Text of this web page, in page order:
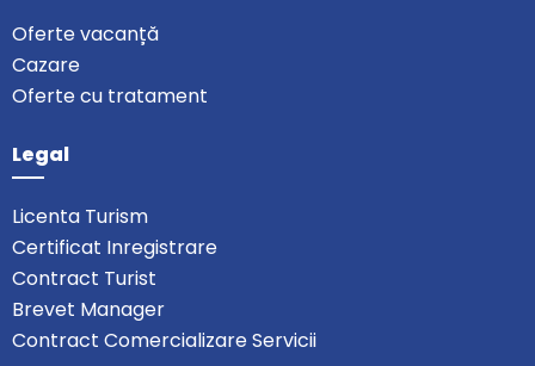
Oferte vacanță
Cazare
Oferte cu tratament
Legal
Licenta Turism
Certificat Inregistrare
Contract Turist
Brevet Manager
Contract Comercializare Servicii